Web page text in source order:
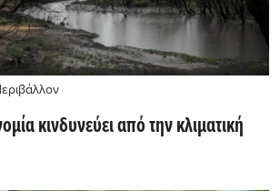
κινδυνεύει από την κλιματική